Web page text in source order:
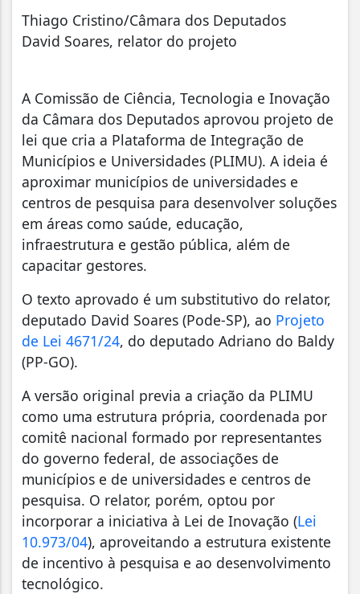
Thiago Cristino/Câmara dos Deputados
David Soares, relator do projeto
A Comissão de Ciência, Tecnologia e Inovação
da Câmara dos Deputados aprovou projeto de
lei que cria a Plataforma de Integração de
Municípios e Universidades (PLIMU). A ideia é
aproximar municípios de universidades e
centros de pesquisa para desenvolver soluções
em áreas como saúde, educação,
infraestrutura e gestão pública, além de
capacitar gestores.
O texto aprovado é um substitutivo do relator,
deputado David Soares (Pode-SP), ao Projeto
de Lei 4671/24, do deputado Adriano do Baldy
(PP-GO).
A versão original previa a criação da PLIMU
como uma estrutura própria, coordenada por
comitê nacional formado por representantes
do governo federal, de associações de
municípios e de universidades e centros de
pesquisa. O relator, porém, optou por
incorporar a iniciativa à Lei de Inovação (Lei
10.973/04), aproveitando a estrutura existente
de incentivo à pesquisa e ao desenvolvimento
tecnológico.